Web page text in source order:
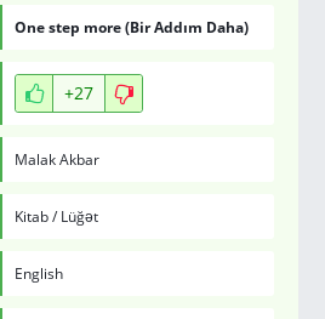
One step more (Bir Addım Daha)
+27
Malak Akbar
Kitab/Lüğət
English